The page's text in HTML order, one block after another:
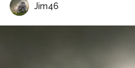
Jim46